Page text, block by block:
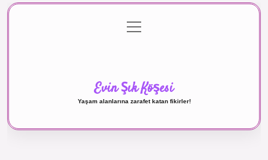
Gizlilik Politikası
menüyü
aç
Evin Şık Köşesi
Yaşam alanlarına zarafet katan fikirler!